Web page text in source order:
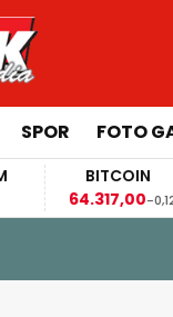
SPOR FOTO
BITCOIN
64.317,00-0,12%